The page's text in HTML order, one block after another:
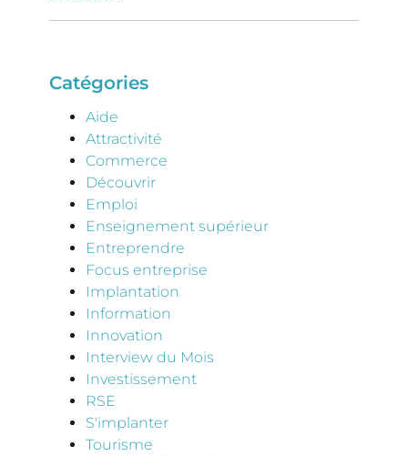
Catégories
Aide
Attractivité
Commerce
Découvrir
Emploi
Enseignement supérieur
Entreprendre
Focus entreprise
Implantation
Information
Innovation
Interview du Mois
Investissement
RSE
S'implanter
Tourisme